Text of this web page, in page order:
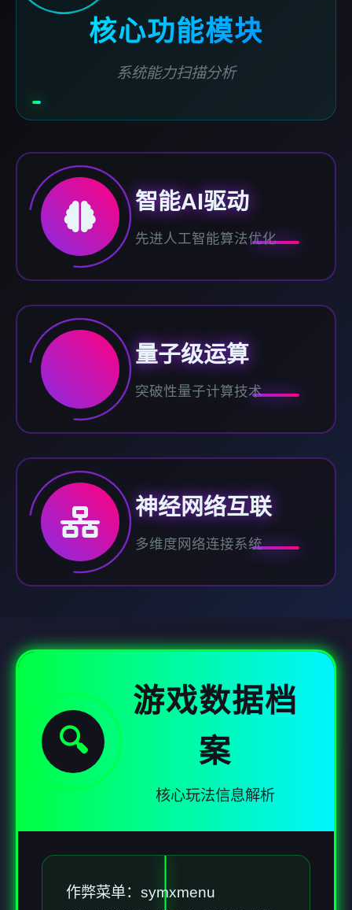
核心功能模块
系统能力扫描分析
智能AI驱动
先进人工智能算法优化
量子级运算
突破性量子计算技术
神经网络互联
多维度网络连接系统
🔍
游戏数据档
案
核心玩法信息解析
作弊菜单：symxmenu